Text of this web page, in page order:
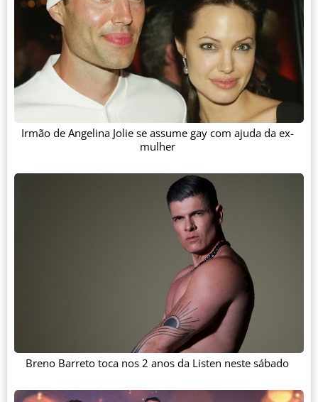
Irmão de Angelina Jolie se assume gay com ajuda da ex-
mulher
Breno Barreto toca nos 2 anos da Listen neste sábado